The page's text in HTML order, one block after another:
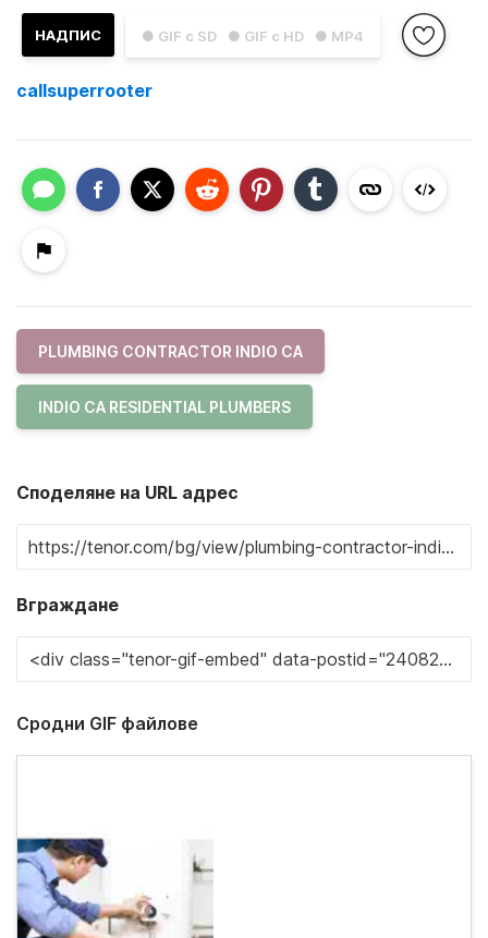
● GIF с SD ● GIF с HD ● MP4
НАДПИС
callsuperrooter
PLUMBING CONTRACTOR INDIO CA
INDIO CA RESIDENTIAL PLUMBERS
Споделяне на URL адрес
Вграждане
Сродни GIF файлове